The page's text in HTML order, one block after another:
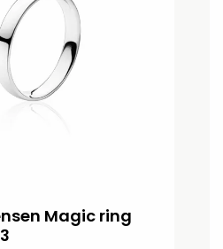
Magic ring